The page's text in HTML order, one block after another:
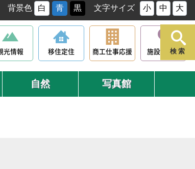
背景色 白 青 黒 文字サイズ 小 中 大
光情報 移住定住 商工仕事応援 施設マップ
検索
自然 写真館